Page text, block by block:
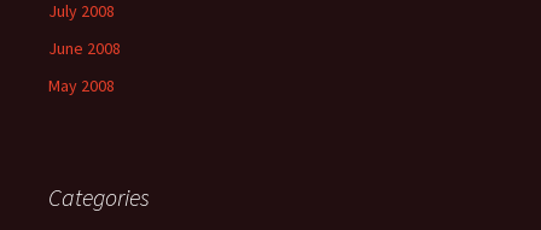
July 2008
June 2008
May 2008
Categories